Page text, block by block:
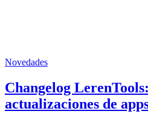
Novedades
Changelog
actualizaciones de